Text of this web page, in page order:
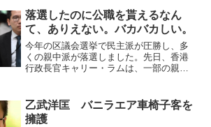
落選したのに公職を貰えるなん
て、ありえない。バカバカしい。
今年の区議会選挙で民主派が圧勝し、多
くの親中派が落選しました。先日、香港
行政長官キャリー・ラムは、一部の親中
したのに公職を貰えるなんて、ありえな
い。バカバカしい。 p...
乙武洋匡 バニラエア車椅子客を
擁護